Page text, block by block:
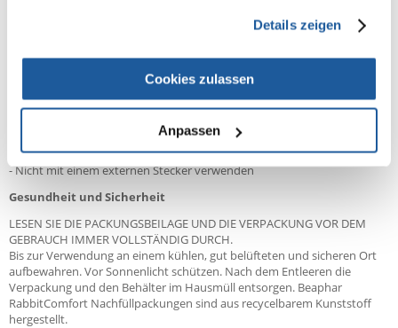
Details zeigen
Cookies zulassen
Anpassen
NIEMALS
- Nicht mit einer Mehrfachsteckdose, einem Adapter oder Konverter
- Verwenden Sie keinen Nachfüllbehälter einer anderen Marke als
- Nicht in der Nähe von offenen Fenstern/Türen oder Zugluft
verwenden, da dies die Wirksamkeit des Diffusors verringert
- Nicht mit einem externen Stecker verwenden
Gesundheit und Sicherheit
LESEN SIE DIE PACKUNGSBEILAGE UND DIE VERPACKUNG VOR DEM
GEBRAUCH IMMER VOLLSTÄNDIG DURCH.
Bis zur Verwendung an einem kühlen, gut belüfteten und sicheren Ort
aufbewahren. Vor Sonnenlicht schützen. Nach dem Entleeren die
Verpackung und den Behälter im Hausmüll entsorgen. Beaphar
RabbitComfort Nachfüllpackungen sind aus recycelbarem Kunststoff
hergestellt.